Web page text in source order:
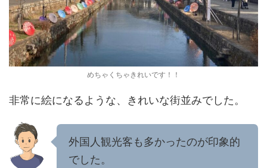
めちゃくちゃきれいです！！
非常に絵になるような、きれいな街並みでした。
外国人観光客も多かったのが印象的
でした。